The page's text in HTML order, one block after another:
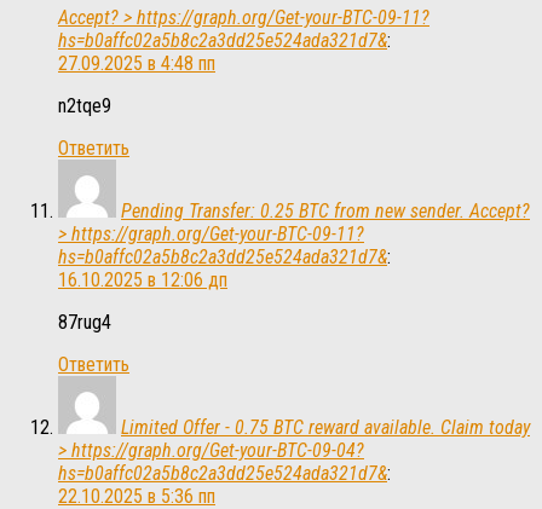
Accept? > https://graph.org/Get-your-BTC-09-11?
hs=b0affc02a5b8c2a3dd25e524ada321d7&:
27.09.2025 в 4:48 пп
n2tqe9
Ответить
Pending Transfer: 0.25 BTC from new sender. Accept?
> https://graph.org/Get-your-BTC-09-11?
hs=b0affc02a5b8c2a3dd25e524ada321d7&:
16.10.2025 в 12:06 дп
87rug4
Ответить
Limited Offer - 0.75 BTC reward available. Claim today
> https://graph.org/Get-your-BTC-09-04?
hs=b0affc02a5b8c2a3dd25e524ada321d7&:
22.10.2025 в 5:36 пп